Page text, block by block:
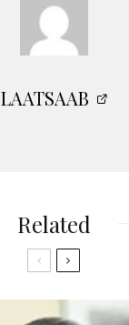
LAATSAAB
Related